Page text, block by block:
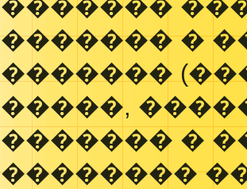
�������
������� �
�������
�����,
������� �
��������